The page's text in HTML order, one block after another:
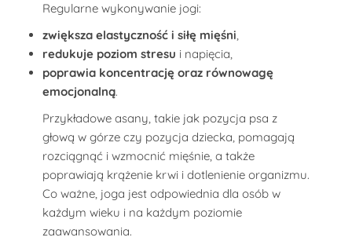
Regularne wykonywanie jogi:
zwiększa elastyczność i siłę mięśni,
redukuje poziom stresu i napięcia,
poprawia koncentrację oraz równowagę
emocjonalną.
Przykładowe asany, takie jak pozycja psa z
głową w górze czy pozycja dziecka, pomagają
rozciągnąć i wzmocnić mięśnie, a także
poprawiają krążenie krwi i dotlenienie organizmu.
Co ważne, joga jest odpowiednia dla osób w
każdym wieku i na każdym poziomie
zaawansowania.